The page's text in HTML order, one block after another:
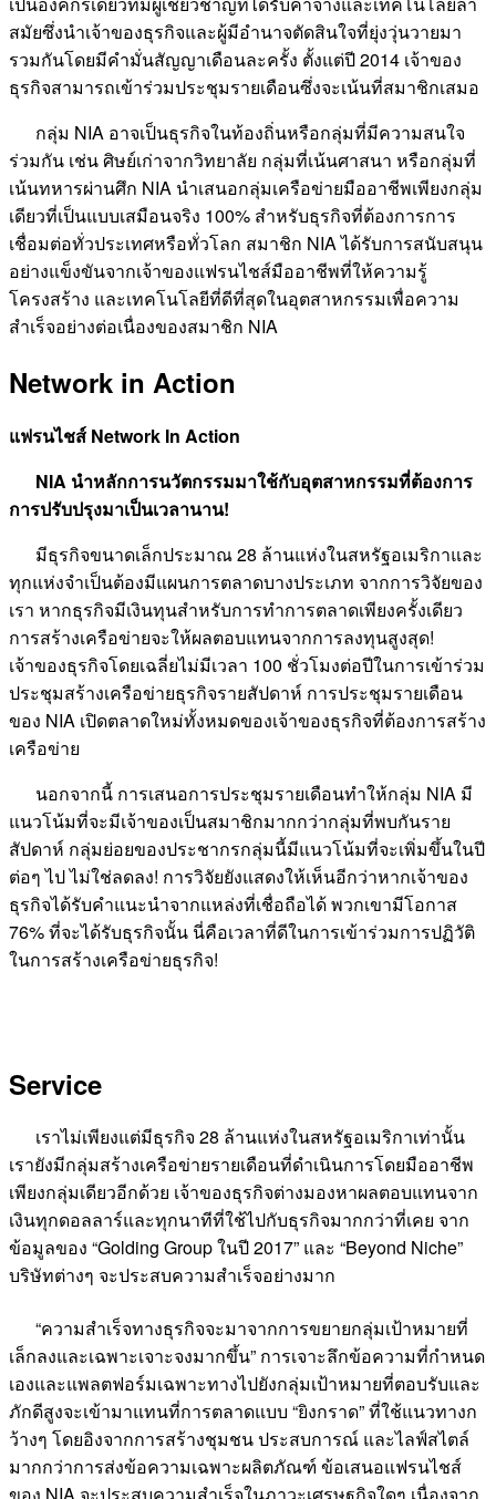
สมัยซึ่งนำเจ้าของธุรกิจและผู้มีอำนาจตัดสินใจที่ยุ่งวุ่นวายมา
รวมกันโดยมีคำมั่นสัญญาเดือนละครั้ง ตั้งแต่ปี 2014 เจ้าของ
ธุรกิจสามารถเข้าร่วมประชุมรายเดือนซึ่งจะเน้นที่สมาชิกเสมอ
กลุ่ม NIA อาจเป็นธุรกิจในท้องถิ่นหรือกลุ่มที่มีความสนใจ
ร่วมกัน เช่น ศิษย์เก่าจากวิทยาลัย กลุ่มที่เน้นศาสนา หรือกลุ่มที่
เน้นทหารผ่านศึก NIA นำเสนอกลุ่มเครือข่ายมืออาชีพเพียงกลุ่ม
เดียวที่เป็นแบบเสมือนจริง 100% สำหรับธุรกิจที่ต้องการการ
เชื่อมต่อทั่วประเทศหรือทั่วโลก สมาชิก NIA ได้รับการสนับสนุน
อย่างแข็งขันจากเจ้าของแฟรนไชส์มืออาชีพที่ให้ความรู้
โครงสร้าง และเทคโนโลยีที่ดีที่สุดในอุตสาหกรรมเพื่อความ
สำเร็จอย่างต่อเนื่องของสมาชิก NIA
Network in Action
แฟรนไชส์ ​​Network In Action
NIA นำหลักการนวัตกรรมมาใช้กับอุตสาหกรรมที่ต้องการ
การปรับปรุงมาเป็นเวลานาน!
มีธุรกิจขนาดเล็กประมาณ 28 ล้านแห่งในสหรัฐอเมริกาและ
ทุกแห่งจำเป็นต้องมีแผนการตลาดบางประเภท จากการวิจัยของ
เรา หากธุรกิจมีเงินทุนสำหรับการทำการตลาดเพียงครั้งเดียว
การสร้างเครือข่ายจะให้ผลตอบแทนจากการลงทุนสูงสุด!
เจ้าของธุรกิจโดยเฉลี่ยไม่มีเวลา 100 ชั่วโมงต่อปีในการเข้าร่วม
ประชุมสร้างเครือข่ายธุรกิจรายสัปดาห์ การประชุมรายเดือน
ของ NIA เปิดตลาดใหม่ทั้งหมดของเจ้าของธุรกิจที่ต้องการสร้าง
เครือข่าย
นอกจากนี้ การเสนอการประชุมรายเดือนทำให้กลุ่ม NIA มี
แนวโน้มที่จะมีเจ้าของเป็นสมาชิกมากกว่ากลุ่มที่พบกันราย
สัปดาห์ กลุ่มย่อยของประชากรกลุ่มนี้มีแนวโน้มที่จะเพิ่มขึ้นในปี
ต่อๆ ไป ไม่ใช่ลดลง! การวิจัยยังแสดงให้เห็นอีกว่าหากเจ้าของ
ธุรกิจได้รับคำแนะนำจากแหล่งที่เชื่อถือได้ พวกเขามีโอกาส
76% ที่จะได้รับธุรกิจนั้น นี่คือเวลาที่ดีในการเข้าร่วมการปฏิวัติ
ในการสร้างเครือข่ายธุรกิจ!
Service
เราไม่เพียงแต่มีธุรกิจ 28 ล้านแห่งในสหรัฐอเมริกาเท่านั้น
เรายังมีกลุ่มสร้างเครือข่ายรายเดือนที่ดำเนินการโดยมืออาชีพ
เพียงกลุ่มเดียวอีกด้วย เจ้าของธุรกิจต่างมองหาผลตอบแทนจาก
เงินทุกดอลลาร์และทุกนาทีที่ใช้ไปกับธุรกิจมากกว่าที่เคย จาก
ข้อมูลของ “Golding Group ในปี 2017” และ “Beyond Niche”
บริษัทต่างๆ จะประสบความสำเร็จอย่างมาก
“ความสำเร็จทางธุรกิจจะมาจากการขยายกลุ่มเป้าหมายที่
เล็กลงและเฉพาะเจาะจงมากขึ้น” การเจาะลึกข้อความที่กำหนด
เองและแพลตฟอร์มเฉพาะทางไปยังกลุ่มเป้าหมายที่ตอบรับและ
ภักดีสูงจะเข้ามาแทนที่การตลาดแบบ “ยิงกราด” ที่ใช้แนวทางก
ว้างๆ โดยอิงจากการสร้างชุมชน ประสบการณ์ และไลฟ์สไตล์
มากกว่าการส่งข้อความเฉพาะผลิตภัณฑ์ ข้อเสนอแฟรนไชส์